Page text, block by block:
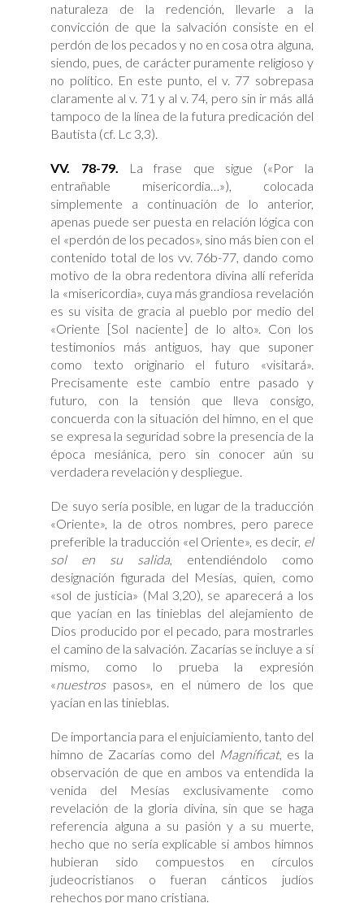
naturaleza de la redención, llevarle a la
convicción de que la salvación consiste en el
perdón de los pecados y no en cosa otra alguna,
siendo, pues, de carácter puramente religioso y
no político. En este punto, el v. 77 sobrepasa
claramente al v. 71 y al v. 74, pero sin ir más allá
tampoco de la línea de la futura predicación del
Bautista (cf. Lc 3,3).
VV. 78-79. La frase que sigue («Por la
entrañable misericordia…»), colocada
simplemente a continuación de lo anterior,
apenas puede ser puesta en relación lógica con
el «perdón de los pecados», sino más bien con el
contenido total de los vv. 76b-77, dando como
motivo de la obra redentora divina allí referida
la «misericordia», cuya más grandiosa revelación
es su visita de gracia al pueblo por medio del
«Oriente [Sol naciente] de lo alto». Con los
testimonios más antiguos, hay que suponer
como texto originario el futuro «visitará».
Precisamente este cambio entre pasado y
futuro, con la tensión que lleva consigo,
concuerda con la situación del himno, en el que
se expresa la seguridad sobre la presencia de la
época mesiánica, pero sin conocer aún su
verdadera revelación y despliegue.
De suyo sería posible, en lugar de la traducción
«Oriente», la de otros nombres, pero parece
preferible la traducción «el Oriente», es decir, el
sol en su salida, entendiéndolo como
designación figurada del Mesías, quien, como
«sol de justicia» (Mal 3,20), se aparecerá a los
que yacían en las tinieblas del alejamiento de
Dios producido por el pecado, para mostrarles
el camino de la salvación. Zacarías se incluye a sí
mismo, como lo prueba la expresión
«nuestrospasos», en el número de los que
yacían en las tinieblas.
De importancia para el enjuiciamiento, tanto del
himno de Zacarías como del Magníficat, es la
observación de que en ambos va entendida la
venida del Mesías exclusivamente como
revelación de la gloria divina, sin que se haga
referencia alguna a su pasión y a su muerte,
hecho que no sería explicable si ambos himnos
hubieran sido compuestos en círculos
judeocristianos o fueran cánticos judíos
rehechos por mano cristiana.